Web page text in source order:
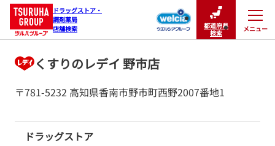
ドラッグストア・
調剤薬局
店舗検索
都道府県
検索
メニュー
閉じる
くすりのレデイ 野市店
〒781-5232 高知県香南市野市町西野2007番地1
ドラッグストア